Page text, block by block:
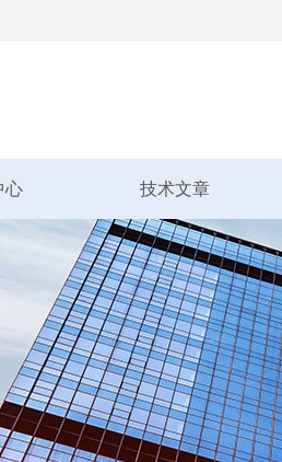
心 技术文章